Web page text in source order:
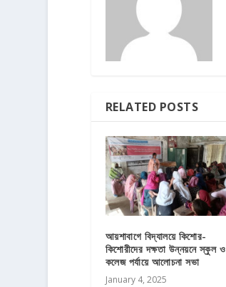
RELATED POSTS
আয়শাবাগে বিদ্যালয়ে কিশোর-
কিশোরীদের দক্ষতা উন্নয়নে স্কুল ও
কলেজ পর্যায়ে আলোচনা সভা
January 4, 2025